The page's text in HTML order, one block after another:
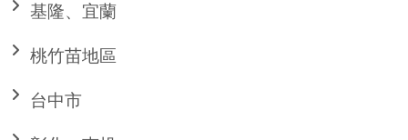
基隆、宜蘭
桃竹苗地區
台中市